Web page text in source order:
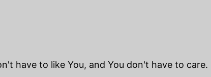
have to like You, and You don't have to care.